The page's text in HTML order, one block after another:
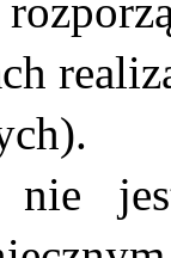
nie